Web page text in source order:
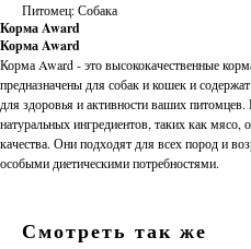
Питомец: Собака
Корма Award
Корма Award
Корма Award - это высококачественные
предназначены для собак и кошек и
для здоровья и активности ваших
натуральных ингредиентов, таких как мясо,
качества. Они подходят для всех пород и
особыми диетическими потребностями.
Смотреть так же